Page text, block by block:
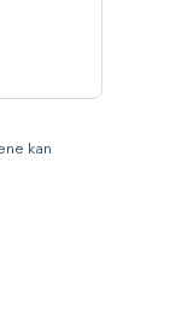
kan